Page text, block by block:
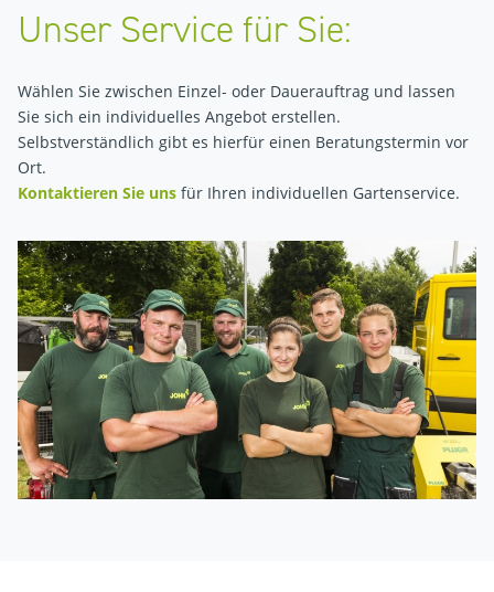
Unser Service für Sie:
Wählen Sie zwischen Einzel- oder Dauerauftrag und lassen
Sie sich ein individuelles Angebot erstellen.
Selbstverständlich gibt es hierfür einen Beratungstermin vor
Ort.
Kontaktieren Sie uns für Ihren individuellen Gartenservice.